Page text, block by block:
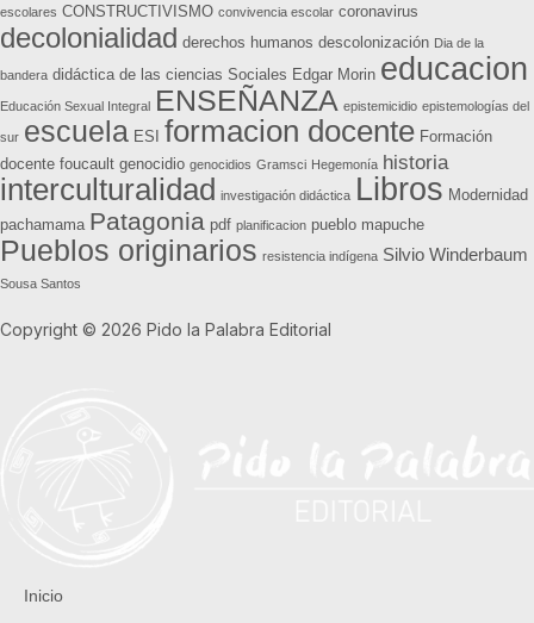
escolares CONSTRUCTIVISMO convivencia escolar coronavirus
decolonialidad derechos humanos descolonización Dia de la
bandera didáctica de las ciencias Sociales Edgar Morin educacion
Educación Sexual Integral ENSEÑANZA epistemicidio epistemologías del
sur escuela ESI formacion docente Formación
docente foucault genocidio genocidios Gramsci Hegemonía historia
interculturalidad investigación didáctica Libros Modernidad
pachamama Patagonia pdf planificacion pueblo mapuche
Pueblos originarios resistencia indígena Silvio Winderbaum
Sousa Santos
Copyright © 2026 Pido la Palabra Editorial
Inicio